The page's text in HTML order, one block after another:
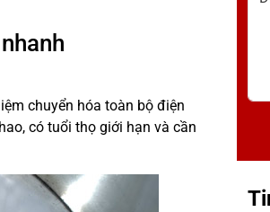
chuyển hóa toàn bộ điện
có tuổi thọ giới hạn và cần